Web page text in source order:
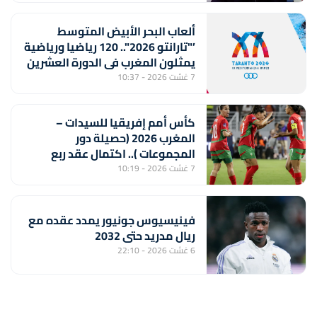
ألعاب البحر الأبيض المتوسط
’"تارانتو 2026".. 120 رياضيا ورياضية
يمثلون المغرب في الدورة العشرين
7 غشت 2026 - 10:37
كأس أمم إفريقيا للسيدات –
المغرب 2026 (حصيلة دور
المجموعات ).. اكتمال عقد ربع
النهائي ولبؤات الأطلس أمام جنوب
7 غشت 2026 - 10:19
فينيسيوس جونيور يمدد عقده مع
ريال مدريد حتى 2032
6 غشت 2026 - 22:10